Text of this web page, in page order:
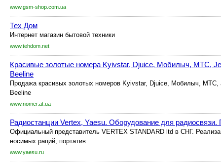
www.gsm-shop.com.ua
Тех Дом
Интернет магазин бытовой техники
www.tehdom.net
Красивые золотые номера Kyivstar, Djuice, Мобилыч, MTC,
Beeline
Продажа красивых золотых номеров Kyivstar, Djuice, Мобилыч, MTC,
Beeline
www.nomer.at.ua
Радиостанции Vertex, Yaesu. Оборудование для
Официальный представитель VERTEX STANDARD ltd в СНГ.
носимых раций, портатив...
www.yaesu.ru